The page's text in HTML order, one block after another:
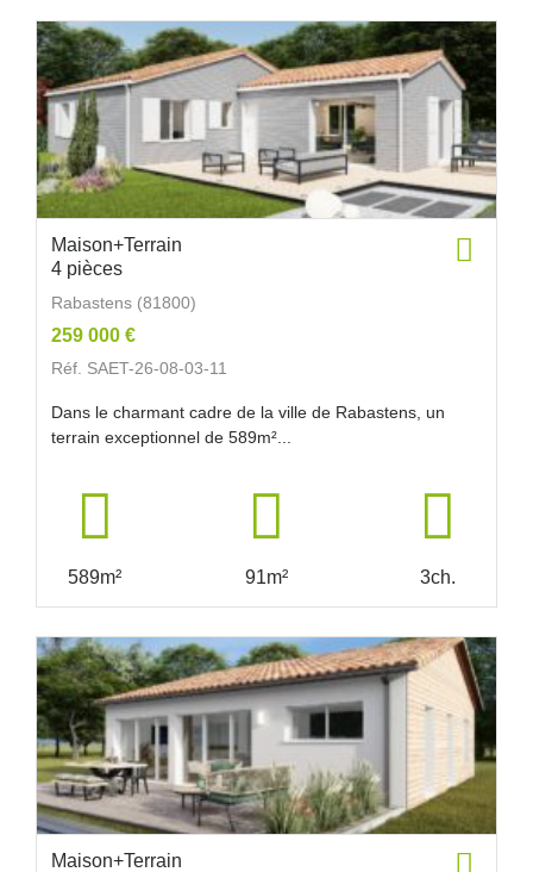
Maison+Terrain
4 pièces
Rabastens (81800)
259 000 €
Réf. SAET-26-08-03-11
Dans le charmant cadre de la ville de Rabastens, un
terrain exceptionnel de 589m²...
589m² 91m² 3ch.
Maison+Terrain